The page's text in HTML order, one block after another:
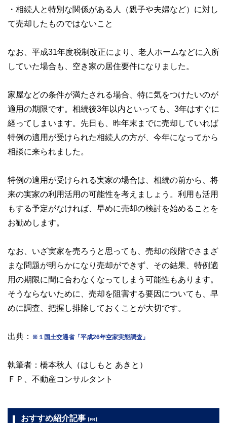
・相続人と特別な関係がある人（親子や夫婦など）に対し
て売却したものではないこと
なお、平成31年度税制改正により、老人ホームなどに入所
していた場合も、空き家の居住要件になりました。
家屋などの条件が満たされる場合、特に気をつけたいのが
適用の期限です。相続後3年以内といっても、3年はすぐに
経ってしまいます。先日も、昨年末までに売却していれば
特例の適用が受けられた相続人の方が、今年になってから
相談に来られました。
特例の適用が受けられる実家の場合は、相続の前から、将
来の実家の利用活用の可能性を考えましょう。利用も活用
もする予定がなければ、早めに売却の検討を始めることを
お勧めします。
なお、いざ実家を売ろうと思っても、売却の段階でさまざ
まな問題が明らかになり売却ができず、その結果、特例適
用の期限に間に合わなくなってしまう可能性もあります。
そうならないために、売却を阻害する要因についても、早
めに調査、把握し排除しておくことが大切です。
出典： ※１国土交通省「平成26年空家実態調査」
執筆者：橋本秋人（はしもと あきと）
ＦＰ、不動産コンサルタント
おすすめ紹介記事 【PR】